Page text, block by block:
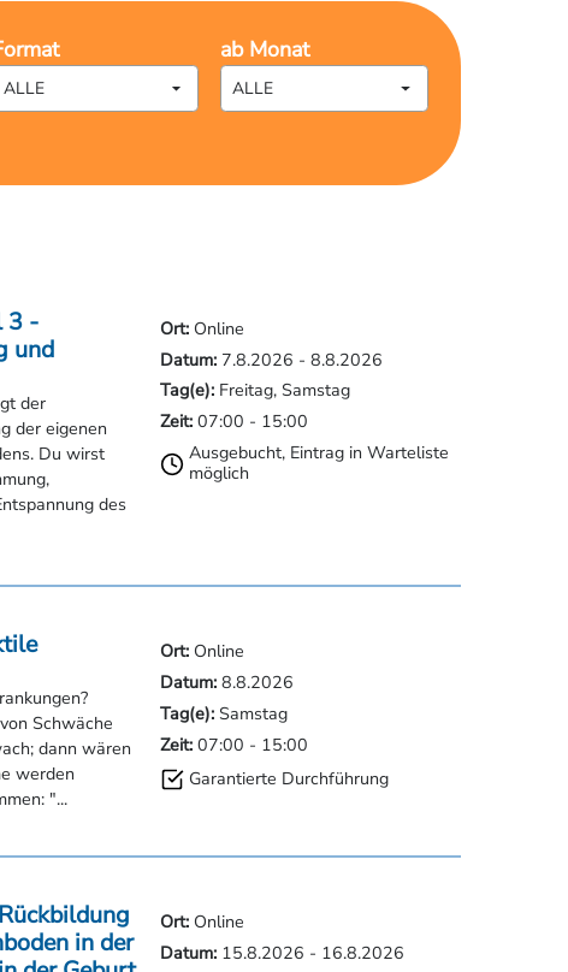
verschiedene Lehrgänge, Seminare und
Bad Lippspringe)
St. Johannisstift GmbH, Bad
Hagen
/ Südtirol
verschiedene Lehrgänge, Seminare und
der
der eigenen
Du wirst
des
Tag(e):Freitag, Samstag
Zeit:07:00-15:00
Ausgebucht, Eintrag in Warteliste
möglich
Schwäche
dann wären
werden
"...
Ort:Online
Tag(e):Samstag
Zeit:07:00-15:00
Garantierte Durchführung
der Geburt
Wissen
und Aufgaben
Ort:Online
Tag(e):Samstag, Sonntag
Zeit:07:00 - 15:00